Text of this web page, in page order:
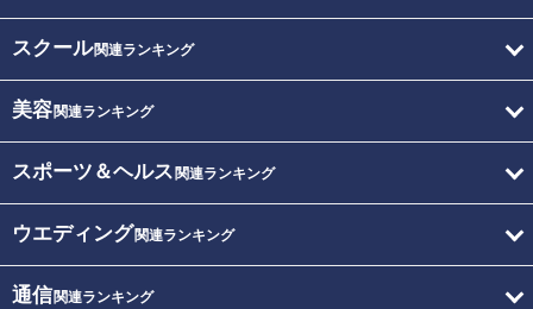
スクール関連ランキング
美容関連ランキング
スポーツ＆ヘルス 関連ランキング
ウエディング関連ランキング
通信関連ランキング